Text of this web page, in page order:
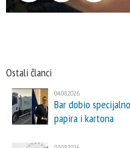
Ostali članci
04.08.2026.
Bar dobio
papira i kartona